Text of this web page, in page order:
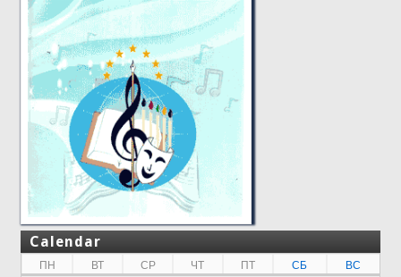
Calendar
ПН ВТ СР ЧТ ПТ СБ
ВС